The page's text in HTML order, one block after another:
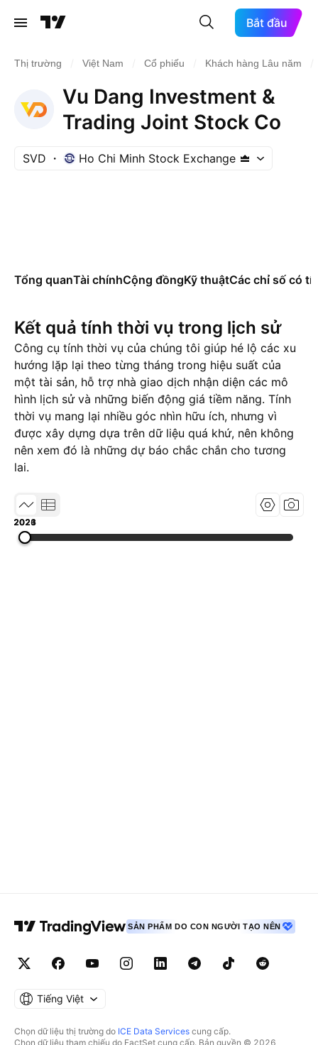
Bắt đầu
Thị trường Việt Nam Cổ phiếu Khách hàng Lâu năm
Vu Dang Investment &
Trading Joint Stock Co
SVD Ho Chi Minh Stock Exchange
Tổng quanTài chínhCộng đồngKỹ thuậtCác chỉ số có
Kết quả tính thời vụ trong lịch sử
Công cụ tính thời vụ của chúng tôi giúp hé lộ các xu
hướng lặp lại theo từng tháng trong hiệu suất của
một tài sản, hỗ trợ nhà giao dịch nhận diện các mô
hình lịch sử và những biến động giá tiềm năng. Tính
thời vụ mang lại nhiều góc nhìn hữu ích, nhưng vì
được xây dựng dựa trên dữ liệu quá khứ, nên không
nên xem đó là những dự báo chắc chắn cho tương
lai.
2021
2023
2026
SẢN PHẨM DO CON NGƯỜI TẠO NÊN
Tiếng Việt
Chọn dữ liệu thị trường do ICE Data Services cung cấp.
Chọn dữ liệu tham chiếu do FactSet cung cấp. Bản quyền © 2026